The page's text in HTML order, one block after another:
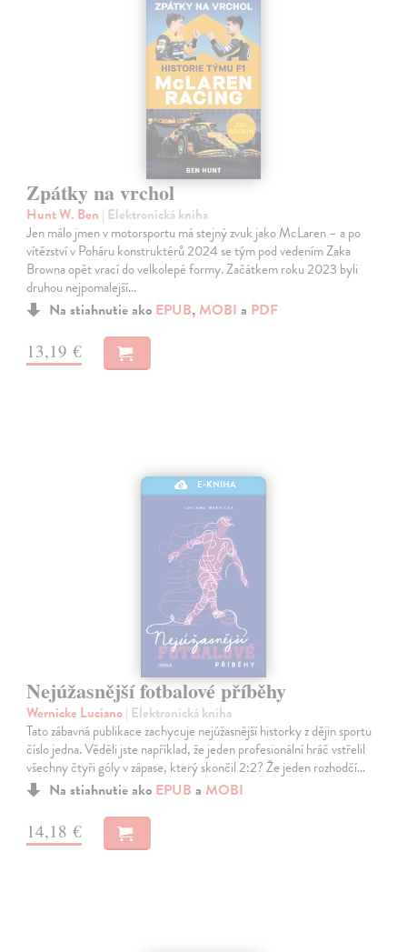
Zpátky na vrchol
Hunt W. Ben | Elektronická kniha
Jen málo jmen v motorsportu má stejný zvuk jako McLaren – a po
vítězství v Poháru konstruktérů 2024 se tým pod vedením Zaka
Browna opět vrací do velkolepé formy. Začátkem roku 2023 byli
druhou nejpomalejší…
Na stiahnutie ako EPUB, MOBI a PDF
13,19 €
E-KNIHA
Nejúžasnější fotbalové příběhy
Wernicke Luciano| Elektronická kniha
Tato zábavná publikace zachycuje nejúžasnější historky z dějin sportu
číslo jedna. Věděli jste například, že jeden profesionální hráč vstřelil
všechny čtyři góly v zápase, který skončil 2:2? Že jeden rozhodčí…
Na stiahnutie ako EPUB a MOBI
14,18 €